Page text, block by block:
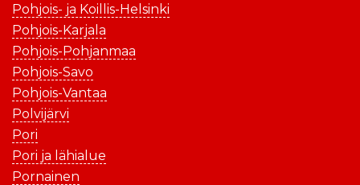
Pohjois- ja Koillis-Helsinki
Pohjois-Karjala
Pohjois-Pohjanmaa
Pohjois-Savo
Pohjois-Vantaa
Polvijärvi
Pori
Pori ja lähialue
Pornainen